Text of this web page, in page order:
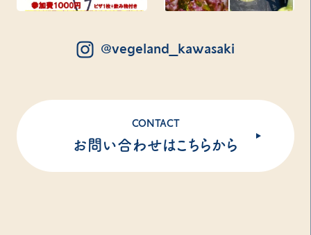
@vegeland_kawasaki
CONTACT
お問い合わせはこちらから